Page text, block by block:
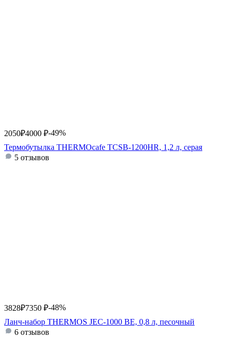
2050₽4000 ₽-49%
Термобутылка THERMOcafe TCSB-1200HR, 1,2 л, серая
5 отзывов
3828₽7350 ₽-48%
Ланч-набор THERMOS JEC-1000 BE, 0,8 л, песочный
6 отзывов